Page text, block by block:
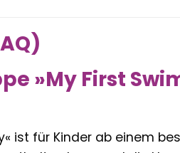
»My First
ist für Kinder ab einem